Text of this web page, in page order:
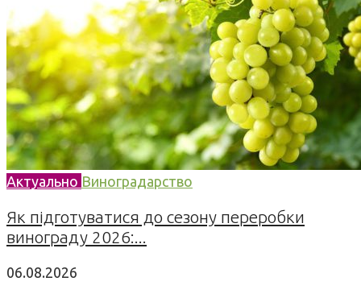
Актуально Виноградарство
Як підготуватися до сезону переробки
винограду 2026:...
06.08.2026